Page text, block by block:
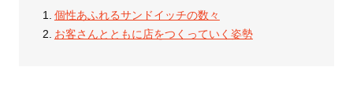
個性あふれるサンドイッチの数々
お客さんとともに店をつくっていく姿勢